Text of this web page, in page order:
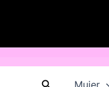
BuscarMujer